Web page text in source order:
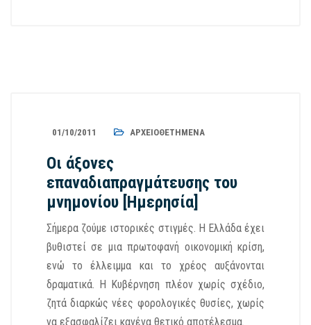
01/10/2011 ΑΡΧΕΙΟΘΕΤΗΜΈΝΑ
Οι άξονες
επαναδιαπραγμάτευσης του
μνημονίου [Ημερησία]
Σήμερα ζούμε ιστορικές στιγμές. Η Ελλάδα έχει
βυθιστεί σε μια πρωτοφανή οικονομική κρίση,
ενώ το έλλειμμα και το χρέος αυξάνονται
δραματικά. Η Κυβέρνηση πλέον χωρίς σχέδιο,
ζητά διαρκώς νέες φορολογικές θυσίες, χωρίς
να εξασφαλίζει κανένα θετικό αποτέλεσμα.